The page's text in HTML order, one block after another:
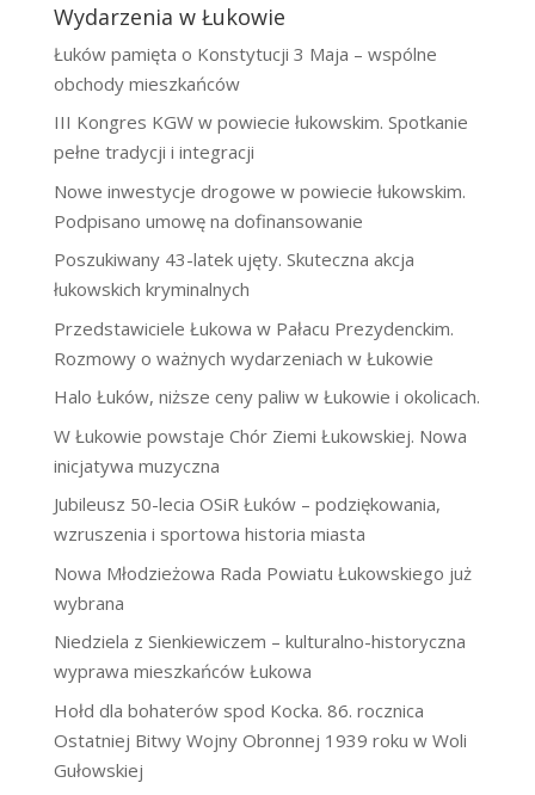
Wydarzenia w Łukowie
Łuków pamięta o Konstytucji 3 Maja – wspólne
obchody mieszkańców
III Kongres KGW w powiecie łukowskim. Spotkanie
pełne tradycji i integracji
Nowe inwestycje drogowe w powiecie łukowskim.
Podpisano umowę na dofinansowanie
Poszukiwany 43-latek ujęty. Skuteczna akcja
łukowskich kryminalnych
Przedstawiciele Łukowa w Pałacu Prezydenckim.
Rozmowy o ważnych wydarzeniach w Łukowie
Halo Łuków, niższe ceny paliw w Łukowie i okolicach.
W Łukowie powstaje Chór Ziemi Łukowskiej. Nowa
inicjatywa muzyczna
Jubileusz 50-lecia OSiR Łuków – podziękowania,
wzruszenia i sportowa historia miasta
Nowa Młodzieżowa Rada Powiatu Łukowskiego już
wybrana
Niedziela z Sienkiewiczem – kulturalno-historyczna
wyprawa mieszkańców Łukowa
Hołd dla bohaterów spod Kocka. 86. rocznica
Ostatniej Bitwy Wojny Obronnej 1939 roku w Woli
Gułowskiej